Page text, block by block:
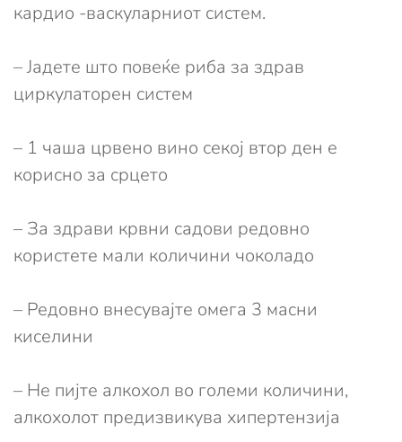
кардио -васкуларниот систем.
– Јадете што повеќе риба за здрав
циркулаторен систем
– 1 чаша црвено вино секој втор ден е
корисно за срцето
– За здрави крвни садови редовно
користете мали количини чоколадо
– Редовно внесувајте омега 3 масни
киселини
– Не пијте алкохол во големи количини,
алкохолот предизвикува хипертензија